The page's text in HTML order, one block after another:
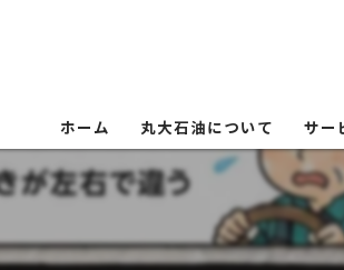
ホーム 丸大石油について サー